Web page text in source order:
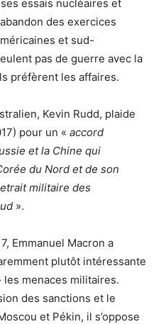
essais nucléaires et
des exercices
et sud-
pas de guerre avec la
préfèrent les affaires.
Kevin Rudd, plaide
pour un « accord
et la Chine qui
du Nord et de son
militaire des
».
Emmanuel Macron a
plutôt intéressante
les menaces militaires.
des sanctions et le
et Pékin, il s’oppose